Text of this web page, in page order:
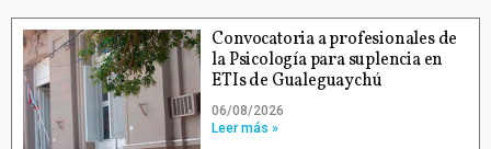
Convocatoria a profesionales de
la Psicología para suplencia en
ETIs de Gualeguaychú
06/08/2026
Leer más »